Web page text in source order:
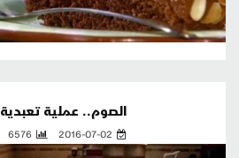
الصوم.. عملية تعبدية
2016-07-02
6576